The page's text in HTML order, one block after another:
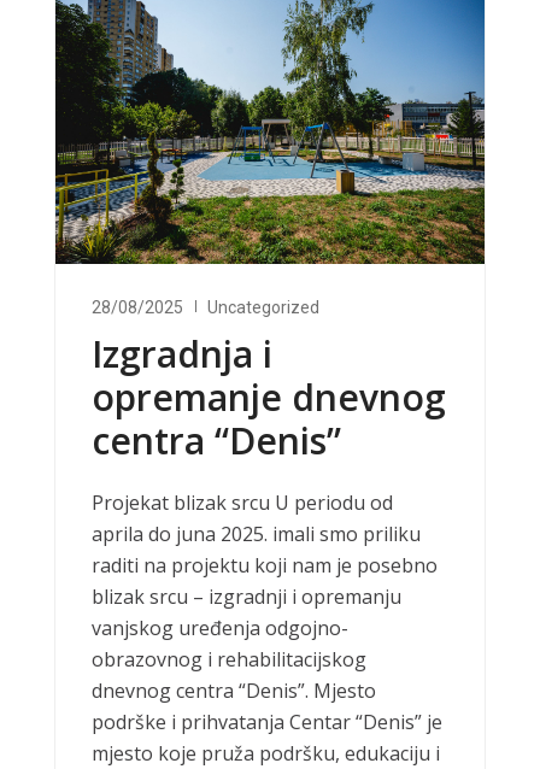
28/08/2025 Uncategorized
Izgradnja i
opremanje dnevnog
centra “Denis”
Projekat blizak srcu U periodu od
aprila do juna 2025. imali smo priliku
raditi na projektu koji nam je posebno
blizak srcu – izgradnji i opremanju
vanjskog uređenja odgojno-
obrazovnog i rehabilitacijskog
dnevnog centra “Denis”. Mjesto
podrške i prihvatanja Centar “Denis” je
mjesto koje pruža podršku, edukaciju i